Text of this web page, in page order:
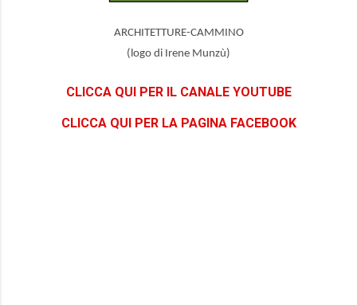
ARCHITETTURE-CAMMINO
(logo di Irene Munzù)
CLICCA QUI PER IL CANALE YOUTUBE
CLICCA QUI PER LA PAGINA FACEBOOK